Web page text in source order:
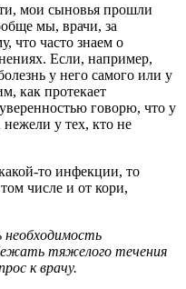
мои сыновья прошли
мы, врачи, за
что часто знаем о
Если, например,
у него самого или у
как протекает
говорю, что у
у тех, кто не
то инфекции, то
числе и от кори,
необходимость
тяжелого течения
к врачу.